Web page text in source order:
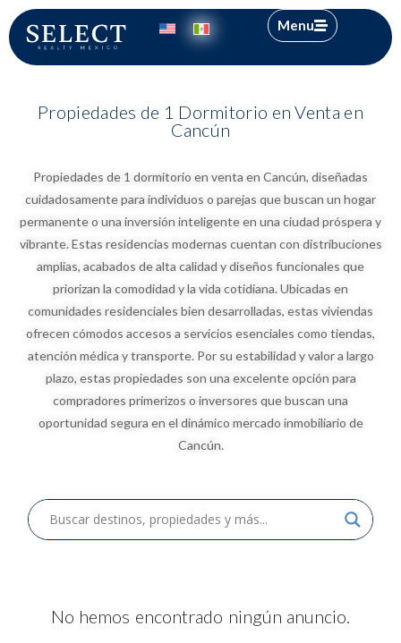
Menu
Propiedades de 1 Dormitorio en Venta en
Cancún
Propiedades de 1 dormitorio en venta en Cancún, diseñadas
cuidadosamente para individuos o parejas que buscan un hogar
permanente o una inversión inteligente en una ciudad próspera y
vibrante. Estas residencias modernas cuentan con distribuciones
amplias, acabados de alta calidad y diseños funcionales que
priorizan la comodidad y la vida cotidiana. Ubicadas en
comunidades residenciales bien desarrolladas, estas viviendas
ofrecen cómodos accesos a servicios esenciales como tiendas,
atención médica y transporte. Por su estabilidad y valor a largo
plazo, estas propiedades son una excelente opción para
compradores primerizos o inversores que buscan una
oportunidad segura en el dinámico mercado inmobiliario de
Cancún.
No hemos encontrado ningún anuncio.